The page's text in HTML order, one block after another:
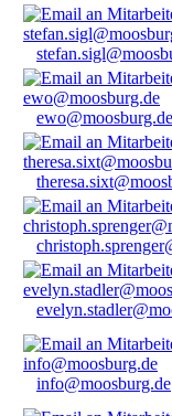
ewo@moosburg.de
info@moosburg.de